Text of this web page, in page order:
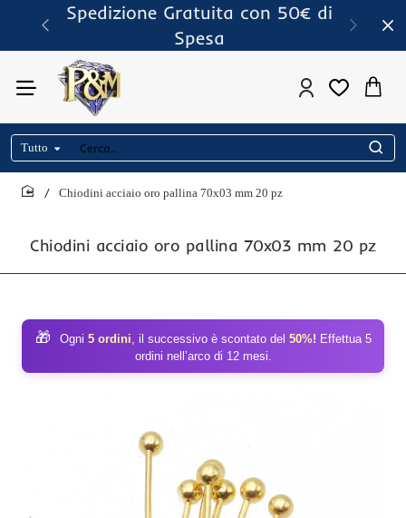
Spedizione Gratuita con 50€ di
Spesa
Tutto
Cerca..
Chiodini acciaio oro pallina 70x03 mm 20 pz
Chiodini acciaio oro pallina 70x03 mm 20 pz
🎁 Ogni 5 ordini, il successivo è scontato del 50%! Effettua 5
ordini nell’arco di 12 mesi.